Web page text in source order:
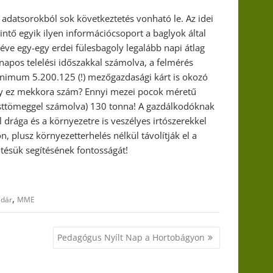
sok következtetés vonható le. Az idei
egyik ilyen információcsoport a baglyok által
egy-egy erdei fülesbagoly legalább napi átlag
telelési időszakkal számolva, a felmérés
5.200.125 (!) mezőgazdasági kárt is okozó
mekkora szám? Ennyi mezei pocok méretű
számolva) 130 tonna! A gazdálkodóknak
és a környezetre is veszélyes irtószerekkel
plusz környezetterhelés nélkül távolítják el a
segítésének fontosságát!
, MME
Pedagógus Nyílt Nap a Hortobágyon